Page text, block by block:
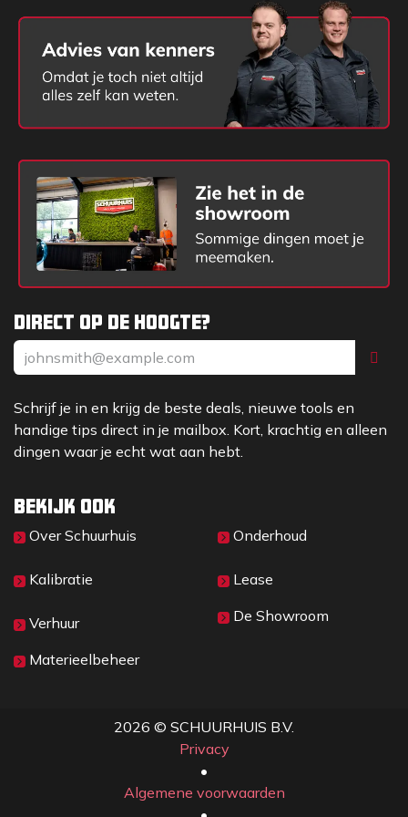
Direct op de hoogte?
Schrijf je in en krijg de beste deals, nieuwe tools en
handige tips direct in je mailbox. Kort, krachtig en alleen
dingen waar je echt wat aan hebt.
Bekijk ook
Over Sc​huurhuis
Kalibratie
Verhuur
Materieelbeheer
Onderhoud
Lease
De Showroom
2026 © SCHUURHUIS B.V.
Privacy
​• ​
Algemene voorwaarden